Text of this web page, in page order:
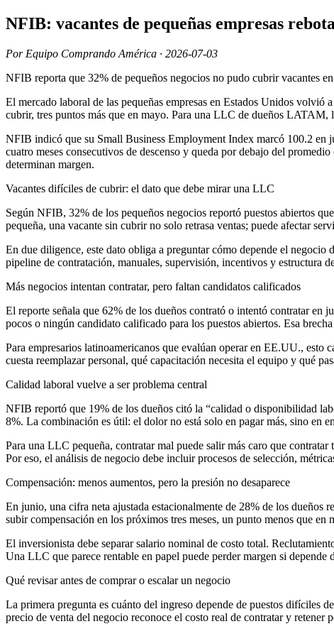
NFIB: vacantes de pequeñas empresas
Por Equipo Comprando América · 2026-07-03
NFIB reporta que 32% de pequeños negocios no pudo cubrir vacantes
El mercado laboral de las pequeñas empresas en Estados Unidos
cubrir, tres puntos más que en mayo. Para una LLC de dueños LATAM,
NFIB indicó que su Small Business Employment Index marcó 100.2 en
cuatro meses consecutivos de descenso y queda por debajo del
determinan margen.
Vacantes difíciles de cubrir: el dato que debe mirar una LLC
Según NFIB, 32% de los pequeños negocios reportó puestos abiertos
pequeña, una vacante sin cubrir no solo retrasa ventas; puede afectar
En due diligence, este dato obliga a preguntar cómo depende el
pipeline de contratación, manuales, supervisión, incentivos y estructura
Más negocios intentan contratar, pero faltan candidatos calificados
El reporte señala que 62% de los dueños contrató o intentó contratar
pocos o ningún candidato calificado para los puestos abiertos. Esa
Para empresarios latinoamericanos que evalúan operar en EE.UU.,
cuesta reemplazar personal, qué capacitación necesita el equipo y qué
Calidad laboral vuelve a ser problema central
NFIB reportó que 19% de los dueños citó la “calidad o disponibilidad
8%. La combinación es útil: el dolor no está solo en pagar más, sino en
Para una LLC pequeña, contratar mal puede salir más caro que
Por eso, el análisis de negocio debe incluir procesos de selección,
Compensación: menos aumentos, pero la presión no desaparece
En junio, una cifra neta ajustada estacionalmente de 28% de los dueños
subir compensación en los próximos tres meses, un punto menos que
El inversionista debe separar salario nominal de costo total.
Una LLC que parece rentable en papel puede perder margen si depende
Qué revisar antes de comprar o escalar un negocio
La primera pregunta es cuánto del ingreso depende de puestos difíciles
precio de venta del negocio reconoce el costo real de contratar y